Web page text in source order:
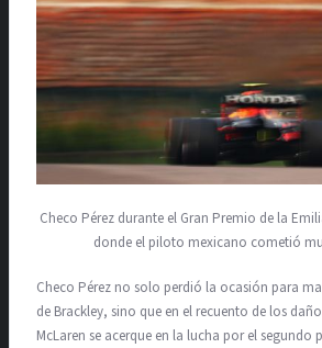
Checo Pérez durante el Gran Premio de la
donde el piloto mexicano cometió
Checo Pérez no solo perdió la ocasión para
de Brackley, sino que en el recuento de los
McLaren se acerque en la lucha por el segundo